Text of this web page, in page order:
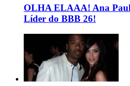
OLHA ELAAA! Ana
Líder do BBB 26!